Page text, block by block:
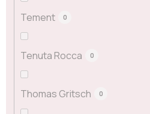
Tement 0
Tenuta Rocca 0
Thomas Gritsch 0